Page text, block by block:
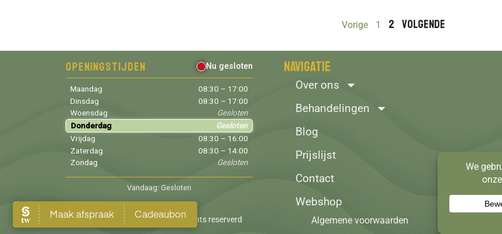
Vorige 1 2 Volgende
Openingstijden Nu gesloten
Maandag
08:30 – 17:00
Dinsdag
08:30 – 17:00
Woensdag
Gesloten
Donderdag
Gesloten
Vrijdag
08:30 – 16:00
Zaterdag
08:30 – 14:00
Zondag
Gesloten
Vandaag: Gesloten
Navigatie
Over ons
Behandelingen
Blog
Prijslijst
Contact
Webshop
Copyright © 2026 Salon 2 Go. All rights reserverd Algemene voorwaarden